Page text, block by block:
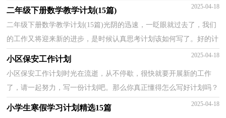
很难写？下面是小编帮大家整理的月销售工作计划，供大...
二年级下册数学教学计划(15篇) 2025-04-18
二年级下册数学教学计划(15篇)光阴的迅速，一眨眼就过去了，我们
的工作又将迎来新的进步，是时候认真思考计划该如何写了。好的计
划是什么样的呢？以下是小编精心整理的二年级下册数...
小区保安工作计划 2025-04-18
小区保安工作计划时光在流逝，从不停歇，很快就要开展新的工作
了，请一起努力，写一份计划吧。那么你真正懂得怎么写好计划吗？
以下是小编为大家收集的小区保安工作计划，欢迎阅读与收藏...
小学生寒假学习计划精选15篇 2025-04-18